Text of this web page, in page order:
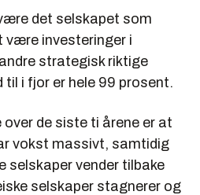
det selskapet som
være investeringer i
strategisk riktige
til i fjor er hele 99 prosent.
over de siste ti årene er at
vokst massivt, samtidig
selskaper vender tilbake
selskaper stagnerer og